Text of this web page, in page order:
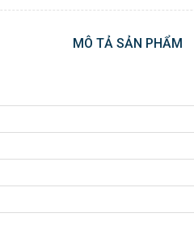
MÔ TẢ SẢN PHẨM